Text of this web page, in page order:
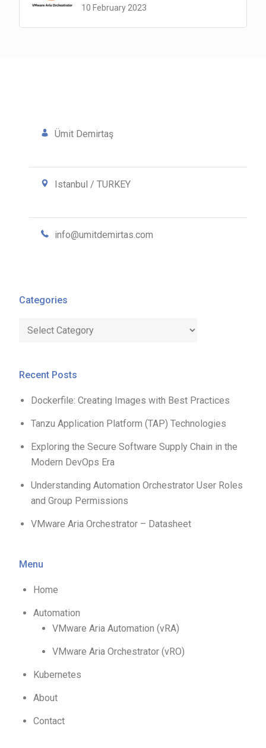
10 February 2023
Ümit Demirtaş
Istanbul / TURKEY
info@umitdemirtas.com
Categories
Categories
Recent Posts
Dockerfile: Creating Images with Best Practices
Tanzu Application Platform (TAP) Technologies
Exploring the Secure Software Supply Chain in the
Modern DevOps Era
Understanding Automation Orchestrator User Roles
and Group Permissions
VMware Aria Orchestrator – Datasheet
Menu
Home
Automation
VMware Aria Automation (vRA)
VMware Aria Orchestrator (vRO)
Kubernetes
About
Contact